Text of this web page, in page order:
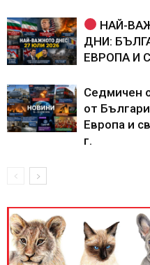
НАЙ-
ДНИ:
ЕВРОПА И
Седмичен
от
Европа и
г.